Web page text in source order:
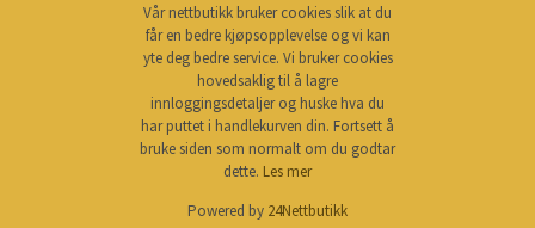
Vår nettbutikk bruker cookies slik at du
får en bedre kjøpsopplevelse og vi kan
yte deg bedre service. Vi bruker cookies
hovedsaklig til å lagre
innloggingsdetaljer og huske hva du
har puttet i handlekurven din. Fortsett å
bruke siden som normalt om du godtar
dette. Les mer
Powered by 24Nettbutikk